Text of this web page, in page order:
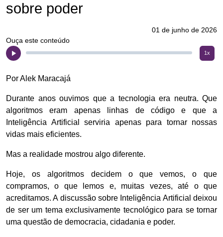
sobre poder
01 de junho de 2026
Ouça este conteúdo
1x
Por Alek Maracajá
Durante anos ouvimos que a tecnologia era neutra. Que
algoritmos eram apenas linhas de código e que a
Inteligência Artificial serviria apenas para tornar nossas
vidas mais eficientes.
Mas a realidade mostrou algo diferente.
Hoje, os algoritmos decidem o que vemos, o que
compramos, o que lemos e, muitas vezes, até o que
acreditamos. A discussão sobre Inteligência Artificial deixou
de ser um tema exclusivamente tecnológico para se tornar
uma questão de democracia, cidadania e poder.